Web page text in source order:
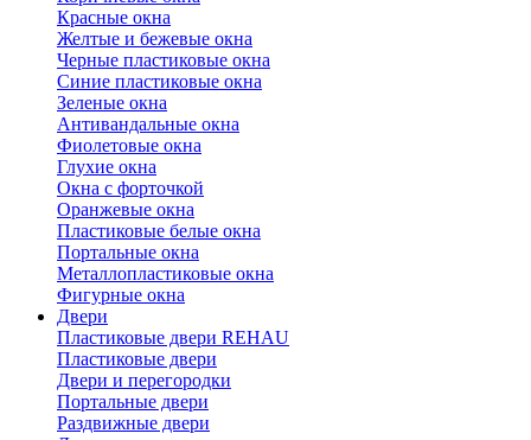
Красные окна
Желтые и бежевые окна
Черные пластиковые окна
Синие пластиковые окна
Зеленые окна
Антивандальные окна
Фиолетовые окна
Глухие окна
Окна с форточкой
Оранжевые окна
Пластиковые белые окна
Портальные окна
Металлопластиковые окна
Фигурные окна
Двери
Пластиковые двери REHAU
Пластиковые двери
Двери и перегородки
Портальные двери
Раздвижные двери